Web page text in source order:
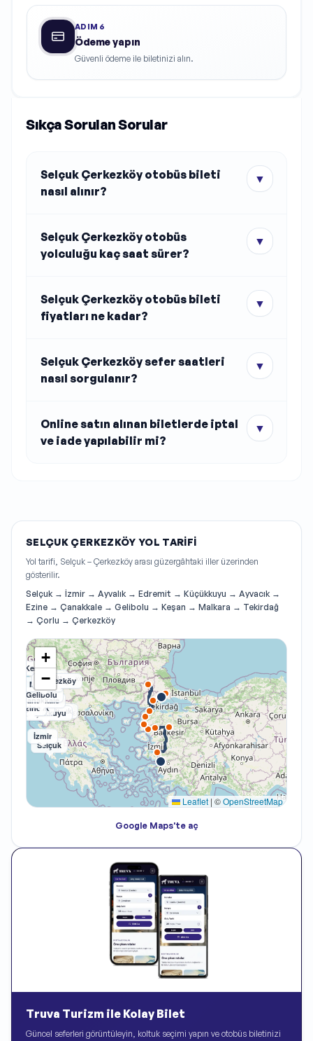
ADIM 6
Ödeme yapın
Güvenli ödeme ile biletinizi alın.
Sıkça Sorulan Sorular
Selçuk Çerkezköy otobüs bileti
nasıl alınır?
▼
Selçuk Çerkezköy otobüs
yolculuğu kaç saat sürer?
▼
Selçuk Çerkezköy otobüs bileti
fiyatları ne kadar?
▼
Selçuk Çerkezköy sefer saatleri
nasıl sorgulanır?
▼
Online satın alınan biletlerde iptal
ve iade yapılabilir mi?
▼
SELÇUK ÇERKEZKÖY YOL TARIFI
Yol tarifi, Selçuk – Çerkezköy arası güzergâhtaki iller üzerinden
gösterilir.
Selçuk → İzmir → Ayvalık → Edremit → Küçükkuyu → Ayvacık →
Ezine → Çanakkale → Gelibolu → Keşan → Malkara → Tekirdağ
→ Çorlu → Çerkezköy
Selçuk
İzmir
Ayvalık
Edremit
Küçükkuyu
Ayvacık
Ezine
Çanakkale
Gelibolu
Keşan
Malkara
Tekirdağ
Çorlu
Çerkezköy
+
−
Leaflet | ©OpenStreetMap
Google Maps'te aç
Truva Turizm ile Kolay Bilet
Güncel seferleri görüntüleyin, koltuk seçimi yapın ve otobüs biletinizi